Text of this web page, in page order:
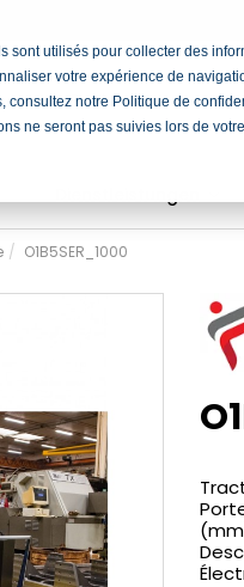
sont utilisés pour collecter des
votre expérience de
consultez notre Politique de
ne seront pas suivies lors de
O1B5SER_1000